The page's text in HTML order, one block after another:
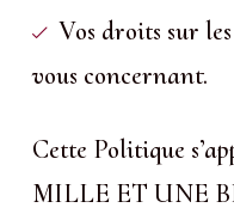
Vos droits sur
vous concernant.
Cette Politique
MILLE ET UNE